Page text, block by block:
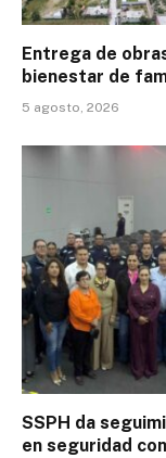
Entrega de
bienestar de
5 agosto, 2026
SSPH da
en seguridad